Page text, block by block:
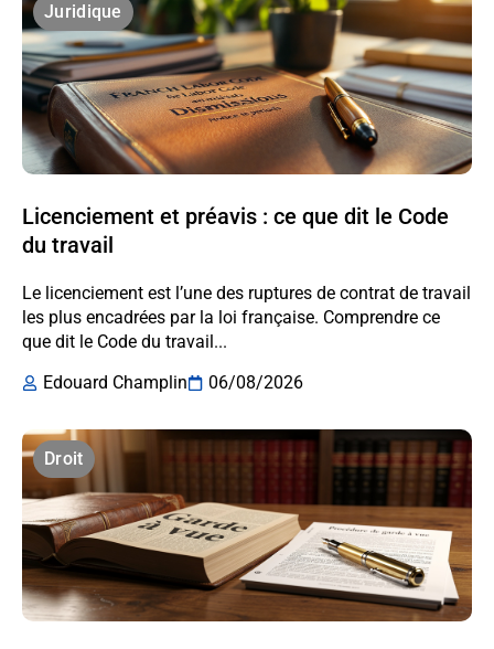
Juridique
Licenciement et préavis : ce que dit le Code
du travail
Le licenciement est l’une des ruptures de contrat de travail
les plus encadrées par la loi française. Comprendre ce
que dit le Code du travail...
Edouard Champlin
06/08/2026
Droit